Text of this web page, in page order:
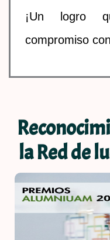
¡Un logro
compromiso
la Red de